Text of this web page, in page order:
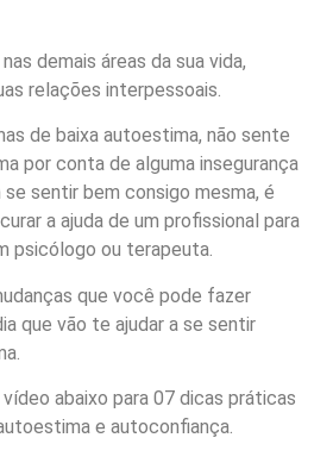
demais áreas da sua vida,
relações interpessoais.
de baixa autoestima, não sente
por conta de alguma insegurança
sentir bem consigo mesma, é
a ajuda de um profissional para
psicólogo ou terapeuta.
que você pode fazer
que vão te ajudar a se sentir
abaixo para 07 dicas práticas
e autoconfiança.